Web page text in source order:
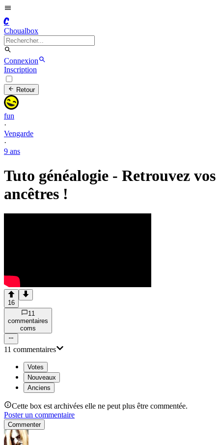
C
Choualbox
Connexion
Inscription
Retour
fun
·
Vengarde
·
9 ans
Tuto généalogie - Retrouvez vos
ancêtres !
16
11
commentaires
coms
11 commentaires
Votes
Nouveaux
Anciens
Cette box est archivées elle ne peut plus être commentée.
Poster un commentaire
Commenter